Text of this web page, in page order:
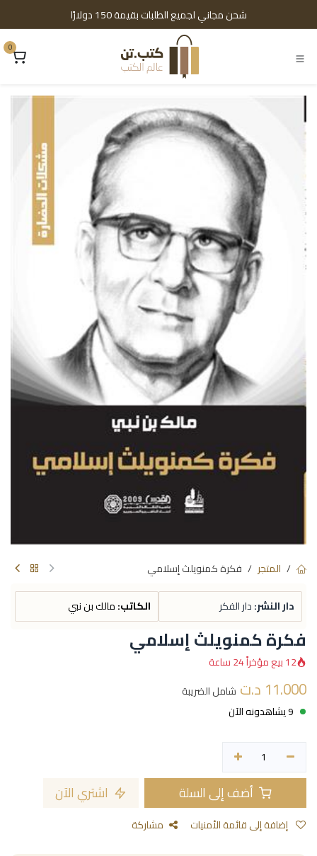
شحن مجاني لجميع الطلبات بقيمة 150 دولارًا
0
المتجر فكرة كمنويلث إسلامي
دار النشر:دار الفكر الكاتب:مالك بن نبي
فكرة كمنويلث إسلامي
12 بيع مؤخراً 24 ساعة
11.000 د.ت شامل الضريبة
9 يشاهدونه الآن
أضف إلى السلة اشتري الآن
مشاركة